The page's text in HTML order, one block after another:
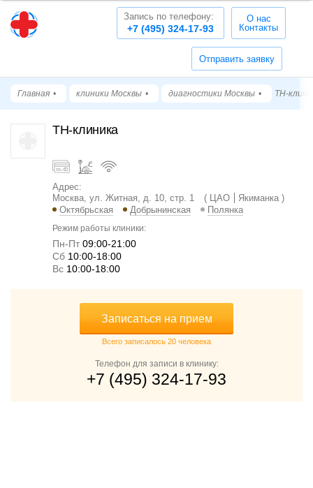
Отправить заявку
+7 (495) 324-17-93
Запись по телефону:
О нас
Контакты
Главная клиники Москвы диагностики Москвы ТН-
ТН-клиника
Адрес:
Москва, ул. Житная, д. 10, стр. 1
ЦАО
Якиманка
Октябрьская
Добрынинская Полянка
Режим работы клиники:
Пн-Пт 09:00-21:00
Cб 10:00-18:00
Вс 10:00-18:00
Записаться на прием
Всего записалось 20 человека
Телефон для записи в клинику:
+7 (495) 324-17-93